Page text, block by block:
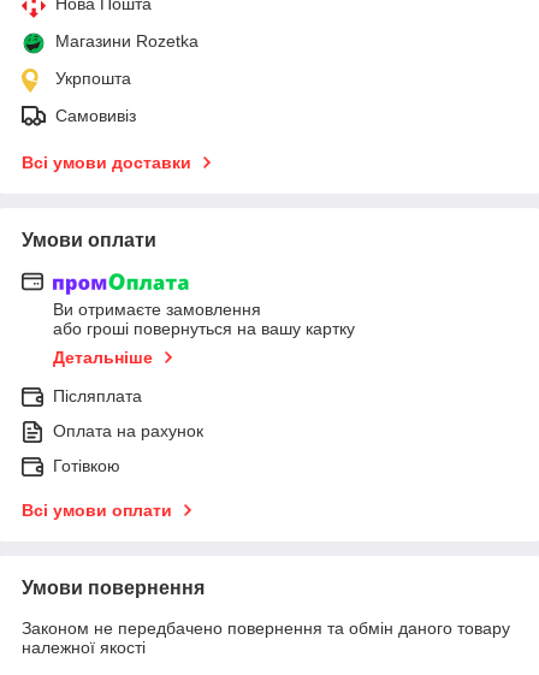
Магазини Rozetka
Укрпошта
Самовивіз
Всі умови доставки
Умови оплати
Ви отримаєте замовлення
або гроші повернуться на вашу картку
Детальніше
Післяплата
Оплата на рахунок
Готівкою
Всі умови оплати
Умови повернення
Законом не передбачено повернення та обмін даного товару
належної якості